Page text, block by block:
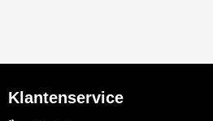
Klantenservice